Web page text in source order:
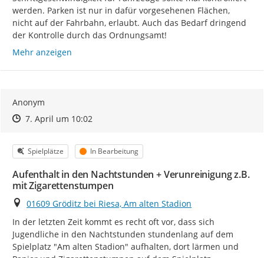
werden. Parken ist nur in dafür vorgesehenen Flächen,
nicht auf der Fahrbahn, erlaubt. Auch das Bedarf dringend
der Kontrolle durch das Ordnungsamt!
Mehr anzeigen
Anonym
Zeitpunkt des Erstellens
Zeitpunkt des Erstellens
7. April um 10:02Zur Äußerung
Kategorie
Spielplätze Status
In Bearbeitung
Aufenthalt in den Nachtstunden + Verunreinigung z.B.
mit Zigarettenstumpen
Ort
01609 Gröditz bei Riesa, Am alten Stadion
In der letzten Zeit kommt es recht oft vor, dass sich
Jugendliche in den Nachtstunden stundenlang auf dem
Spielplatz "Am alten Stadion" aufhalten, dort lärmen und